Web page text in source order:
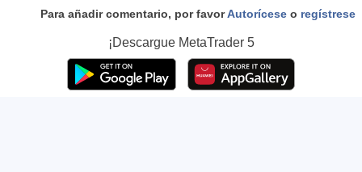
Para añadir comentario, por favorAutorícese o regístrese
¡Descargue MetaTrader 5